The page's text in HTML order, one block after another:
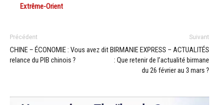
Extrême-Orient
Précédent
CHINE – ÉCONOMIE : Vous avez dit
relance du PIB chinois ?
Suivant
BIRMANIE EXPRESS – ACTUALITÉS
: Que retenir de l’actualité birmane
du 26 février au 3 mars ?